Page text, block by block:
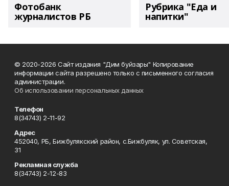
Фотобанк
журналистов РБ
Рубрика "Еда и
напитки"
© 2020-2026 Сайт издания "Дим буйзары" Копирование
информации сайта разрешено только с письменного согласия
администрации.
Об использовании персональных данных
Телефон
8(34743) 2-11-92
Адрес
452040, РБ, Бижбулякский район, с.Бижбуляк, ул. Советская,
31
Рекламная служба
8(34743) 2-12-83